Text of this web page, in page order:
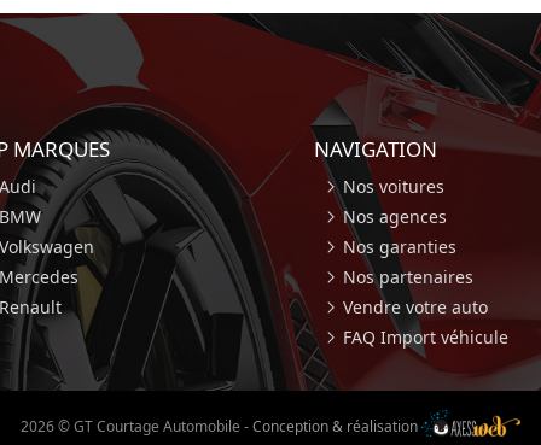
MARQUES
Audi
BMW
Volkswagen
Mercedes
Renault
NAVIGATION
Nos voitures
Nos agences
Nos garanties
Nos partenaires
Vendre votre auto
FAQ Import véhicule
2026 © GT Courtage Automobile-Conception & réalisation